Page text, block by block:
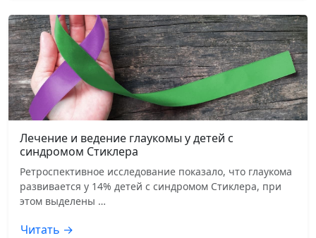
Лечение и ведение глаукомы у детей с
синдромом Стиклера
Ретроспективное исследование показало, что глаукома
развивается у 14% детей с синдромом Стиклера, при
этом выделены …
Читать →